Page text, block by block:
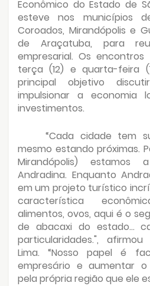
Econômico do Estado de
esteve nos municípios
Coroados, Mirandópolis e
de Araçatuba, para
empresarial. Os
terça (12) e quarta-feira
principal objetivo
impulsionar a economia
investimentos.
“Cada cidade tem
mesmo estando próximas.
Mirandópolis)
Andradina. Enquanto
em um projeto turístico
característica
alimentos, ovos, aqui é o
de abacaxi do estado…
particularidades.",
Lima. “Nosso papel é
empresário e aumentar
pela própria região que ele